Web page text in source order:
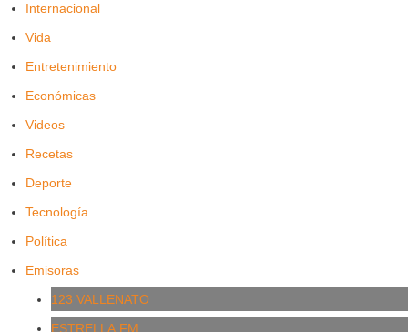
Internacional
Vida
Entretenimiento
Económicas
Videos
Recetas
Deporte
Tecnología
Política
Emisoras
123 VALLENATO
ESTRELLA.FM